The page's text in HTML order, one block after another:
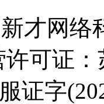
才网络
许可证
证字